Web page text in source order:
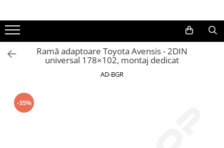
Volkswagen
Audi
Ford
Ramă adaptoare Toyota Avensis - 2DIN
universal 178×102, montaj dedicat
AD-BGR
-35%